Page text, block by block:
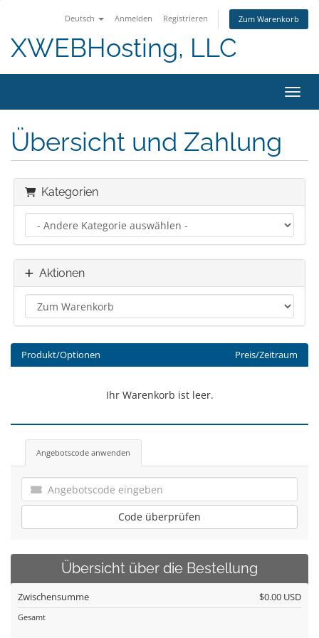
Deutsch Anmelden Registrieren Zum Warenkorb
XWEBHosting, LLC
Übersicht und Zahlung
Kategorien
Aktionen
Produkt/Optionen Preis/Zeitraum
Ihr Warenkorb ist leer.
Angebotscode anwenden
Code überprüfen
Übersicht über die Bestellung
Zwischensumme $0.00 USD
Gesamt